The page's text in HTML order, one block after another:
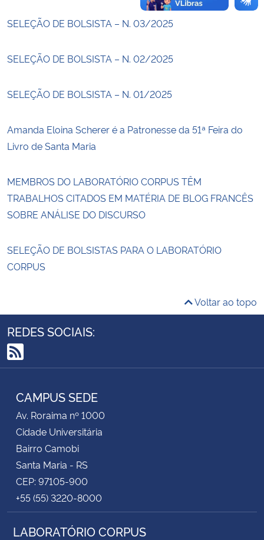
SELEÇÃO DE BOLSISTA – N. 03/2025
SELEÇÃO DE BOLSISTA – N. 02/2025
SELEÇÃO DE BOLSISTA – N. 01/2025
Amanda Eloina Scherer é a Patronesse da 51ª Feira do
Livro de Santa Maria
MEMBROS DO LABORATÓRIO CORPUS TÊM
TRABALHOS CITADOS EM MATÉRIA DE BLOG FRANCÊS
SOBRE ANÁLISE DO DISCURSO
SELEÇÃO DE BOLSISTAS PARA O LABORATÓRIO
CORPUS
Voltar ao topo
REDES SOCIAIS:
RSS
CAMPUS SEDE
Av. Roraima nº 1000
Cidade Universitária
Bairro Camobi
Santa Maria - RS
CEP: 97105-900
+55 (55) 3220-8000
LABORATÓRIO CORPUS